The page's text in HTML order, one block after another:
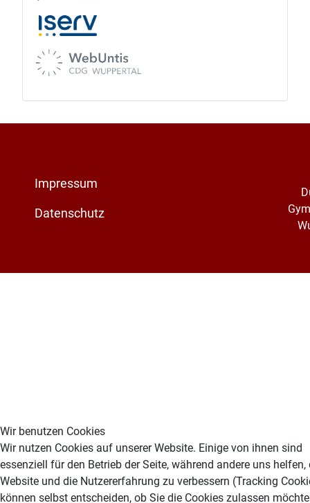
Impressum
Datenschutz
Wir benutzen Cookies
Wir nutzen Cookies auf unserer Website. Einige von ihnen sind
essenziell für den Betrieb der Seite, während andere uns helfen,
Website und die Nutzererfahrung zu verbessern (Tracking
können selbst entscheiden, ob Sie die Cookies zulassen